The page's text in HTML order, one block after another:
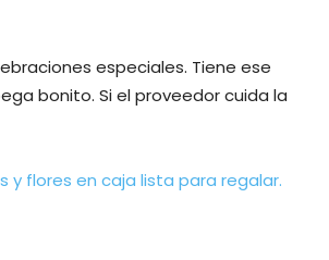
especiales. Tiene ese
bonito. Si el proveedor cuida la